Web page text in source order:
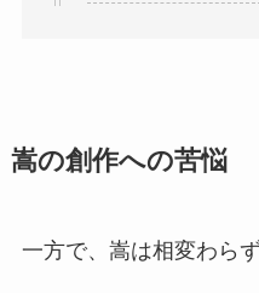
嵩の創作への苦悩
一方で、嵩は相変わら